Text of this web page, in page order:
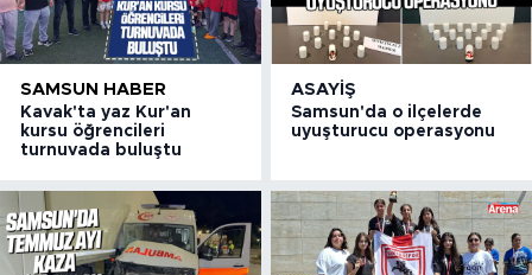
SAMSUN HABER
Kavak'ta yaz Kur'an
kursu öğrencileri
turnuvada buluştu
ASAYIŞ
Samsun'da o ilçelerde
uyuşturucu operasyonu